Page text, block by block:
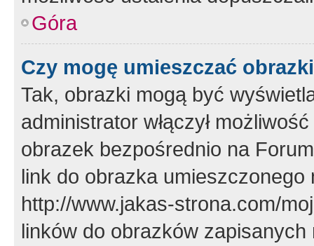
Góra
Czy mogę umieszczać
Tak, obrazki mogą być
administrator włączył
obrazek bezpośrednio na
link do obrazka
http://www.jakas-strona.com/
linków do obrazków